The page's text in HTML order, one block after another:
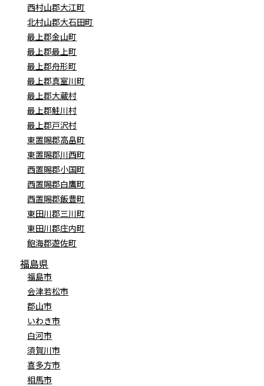
西村山郡大江町
北村山郡大石田町
最上郡金山町
最上郡最上町
最上郡舟形町
最上郡真室川町
最上郡大蔵村
最上郡鮭川村
最上郡戸沢村
東置賜郡高畠町
東置賜郡川西町
西置賜郡小国町
西置賜郡白鷹町
西置賜郡飯豊町
東田川郡三川町
東田川郡庄内町
飽海郡遊佐町
福島県
福島市
会津若松市
郡山市
いわき市
白河市
須賀川市
喜多方市
相馬市